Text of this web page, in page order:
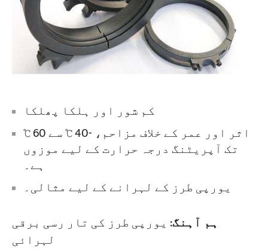
کم شور اور ہلکا پھلکا
اثر اور عمر کے خلاف مزاحم، -40 ℃ سے 60 ℃
تک آپریٹنگ درجہ حرارت کے لیے موزوں
ہے۔
یورپی طرز کے لہرانے کے لیے مثالی۔
ہم آہنگ: یورپی طرز کی تار رسی برقی
لہرائی